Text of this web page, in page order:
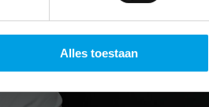
Alles toestaan